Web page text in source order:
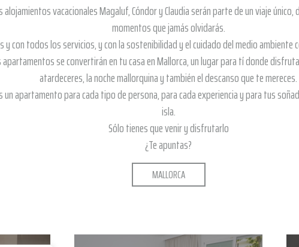
vacacionales Magaluf, Cóndor y Claudia serán parte de un viaje único,
momentos que jamás olvidarás.
y con todos los servicios, y con la sostenibilidad y el cuidado del medio
se convertirán en tu casa en Mallorca, un lugar para tí donde
atardeceres, la noche mallorquina y también el descanso que te mereces.
un apartamento para cada tipo de persona, para cada experiencia y para tus
isla.
Sólo tienes que venir y disfrutarlo
¿Te apuntas?
MALLORCA